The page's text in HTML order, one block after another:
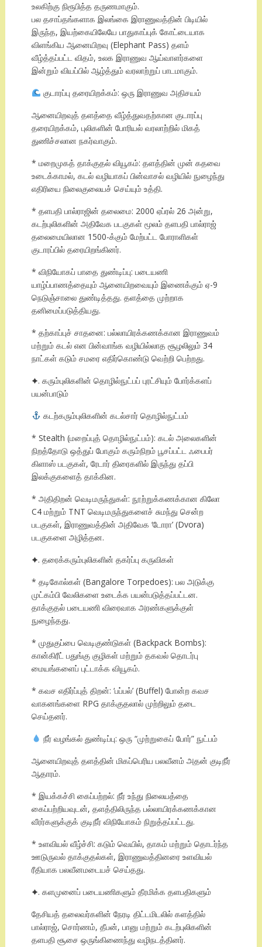
உலகிற்கு நிரூபித்த தருணமாகும்.
பல தசாப்தங்களாக இலங்கை இராணுவத்தின் பிடியில்
இருந்த, இயற்கையிலேயே பாதுகாப்புக் கோட்டையாக
விளங்கிய ஆனையிறவு (Elephant Pass) தளம்
வீழ்த்தப்பட்ட விதம், உலக இராணுவ ஆய்வாளர்களை
இன்றும் வியப்பில் ஆழ்த்தும் வரலாற்றுப் பாடமாகும்.
குடாரப்பு தரையிறக்கம்: ஒரு இராணுவ அதிசயம்
ஆனையிறவுத் தளத்தை வீழ்த்துவதற்கான குடாரப்பு
தரையிறக்கம், புலிகளின் போரியல் வரலாற்றில் மிகத்
துணிச்சலான நகர்வாகும்.
* மறைமுகத் தாக்குதல் வியூகம்: தளத்தின் முன் கதவை
உடைக்காமல், கடல் வழியாகப் பின்வாசல் வழியில் நுழைந்து
எதிரியை நிலைகுலையச் செய்யும் உத்தி.
* தளபதி பால்ராஜின் தலைமை: 2000 ஏப்ரல் 26 அன்று,
கடற்புலிகளின் அதிவேக படகுகள் மூலம் தளபதி பால்ராஜ்
தலைமையிலான 1500-க்கும் மேற்பட்ட போராளிகள்
குடாரப்பில் தரையிறங்கினர்.
* விநியோகப் பாதை துண்டிப்பு: படையணி
யாழ்ப்பாணத்தையும் ஆனையிறவையும் இணைக்கும் ஏ-9
நெடுஞ்சாலை துண்டித்தது. தளத்தை முற்றாக
தனிமைப்படுத்தியது.
* தற்காப்புச் சாதனை: பல்லாயிரக்கணக்கான இராணுவம்
மற்றும் கடல் என பின்வாங்க வழியில்லாத சூழலிலும் 34
நாட்கள் கடும் சமரை எதிர்கொண்டு வெற்றி பெற்றது.
✦. கரும்புலிகளின் தொழில்நுட்பப் புரட்சியும் போர்க்களப்
பயன்பாடும்
கடற்கரும்புலிகளின் கடல்சார் தொழில்நுட்பம்
* Stealth (மறைப்புத் தொழில்நுட்பம்): கடல் அலைகளின்
நிறத்தோடு ஒத்துப் போகும் கரும்நிறம் பூசப்பட்ட ஃபைபர்
கிளாஸ் படகுகள், ரேடார் திரைகளில் இருந்து தப்பி
இலக்குகளைத் தாக்கின.
* அதிதிறன் வெடிமருந்துகள்: நூற்றுக்கணக்கான கிலோ
C4 மற்றும் TNT வெடிமருந்துகளைச் சுமந்து சென்ற
படகுகள், இராணுவத்தின் அதிவேக ‘டோரா’ (Dvora)
படகுகளை அழித்தன.
✦. தரைக்கரும்புலிகளின் தகர்ப்பு கருவிகள்
* தடிகோல்கள் (Bangalore Torpedoes): பல அடுக்கு
முட்கம்பி வேலிகளை உடைக்க பயன்படுத்தப்பட்டன.
தாக்குதல் படையணி விரைவாக அரண்களுக்குள்
நுழைந்தது.
* முதுகுப்பை வெடிகுண்டுகள் (Backpack Bombs):
கான்கிரீட் பதுங்கு குழிகள் மற்றும் தகவல் தொடர்பு
மையங்களைப் புட்டாக்க வியூகம்.
* கவச எதிர்ப்புத் திறன்: ‘பப்பல்’ (Buffel) போன்ற கவச
வாகனங்களை RPG தாக்குதலால் முற்றிலும் தடை
செய்தனர்.
நீர் வழங்கல் துண்டிப்பு: ஒரு “முற்றுகைப் போர்” நுட்பம்
ஆனையிறவுத் தளத்தின் மிகப்பெரிய பலவீனம் அதன் குடிநீர்
ஆதாரம்.
* இயக்கச்சி கைப்பற்றல்: நீர் உந்து நிலையத்தை
கைப்பற்றியவுடன், தளத்திலிருந்த பல்லாயிரக்கணக்கான
வீரர்களுக்குக் குடிநீர் விநியோகம் நிறுத்தப்பட்டது.
* உளவியல் வீழ்ச்சி: கடும் வெயில், தாகம் மற்றும் தொடர்ந்த
ஊடுருவல் தாக்குதல்கள், இராணுவத்தினரை உளவியல்
ரீதியாக பலவீனமடையச் செய்தது.
✦. களமுனைப் படையணிகளும் தீரமிக்க தளபதிகளும்
தேசியத் தலைவர்களின் நேரடி திட்டமிடலில் களத்தில்
பால்ராஜ், சொர்ணம், தீபன், பானு மற்றும் கடற்புலிகளின்
தளபதி சூசை ஒருங்கிணைந்து வழிநடத்தினர்.